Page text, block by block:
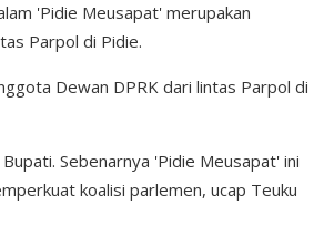
'Pidie Meusapat' merupakan
Parpol di Pidie.
Dewan DPRK dari lintas Parpol di
Sebenarnya 'Pidie Meusapat' ini
koalisi parlemen, ucap Teuku